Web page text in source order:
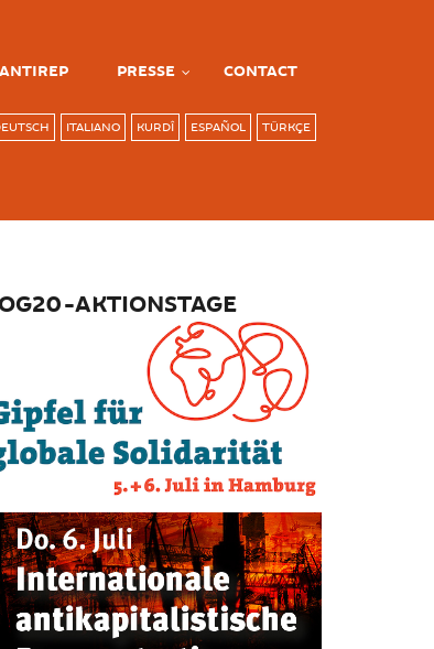
ANTIREP PRESSE CONTACT
ITALIANO KURDÎ ESPAÑOL TÜRKÇE
AKTIONSTAGE